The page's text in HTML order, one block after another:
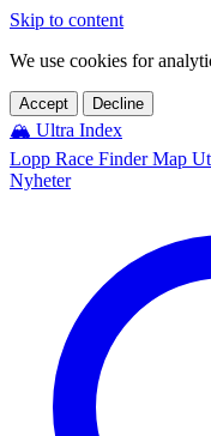
Skip to content
We use cookies for
Accept Decline
🏔️ Ultra Index
Lopp Race FinderMap
Nyheter